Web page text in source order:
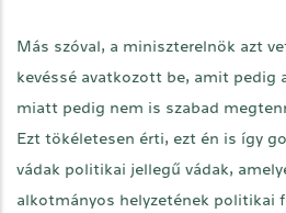
Más szóval, a miniszterelnök azt
kevéssé avatkozott be, amit pedig
miatt pedig nem is szabad
Ezt tökéletesen érti, ezt én is így
vádak politikai jellegű vádak,
alkotmányos helyzetének politikai